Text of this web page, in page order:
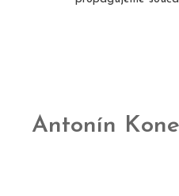
Antonín